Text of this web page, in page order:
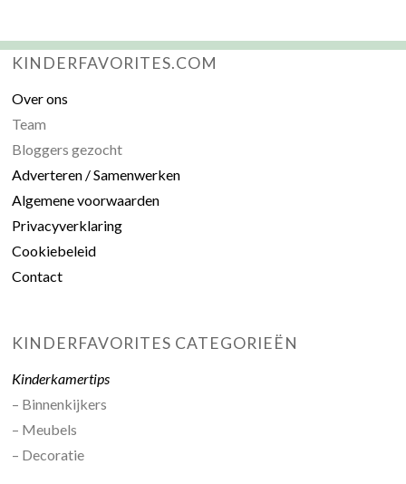
KINDERFAVORITES.COM
Over ons
Team
Bloggers gezocht
Adverteren / Samenwerken
Algemene voorwaarden
Privacyverklaring
Cookiebeleid
Contact
KINDERFAVORITES CATEGORIEËN
Kinderkamertips
– Binnenkijkers
– Meubels
– Decoratie